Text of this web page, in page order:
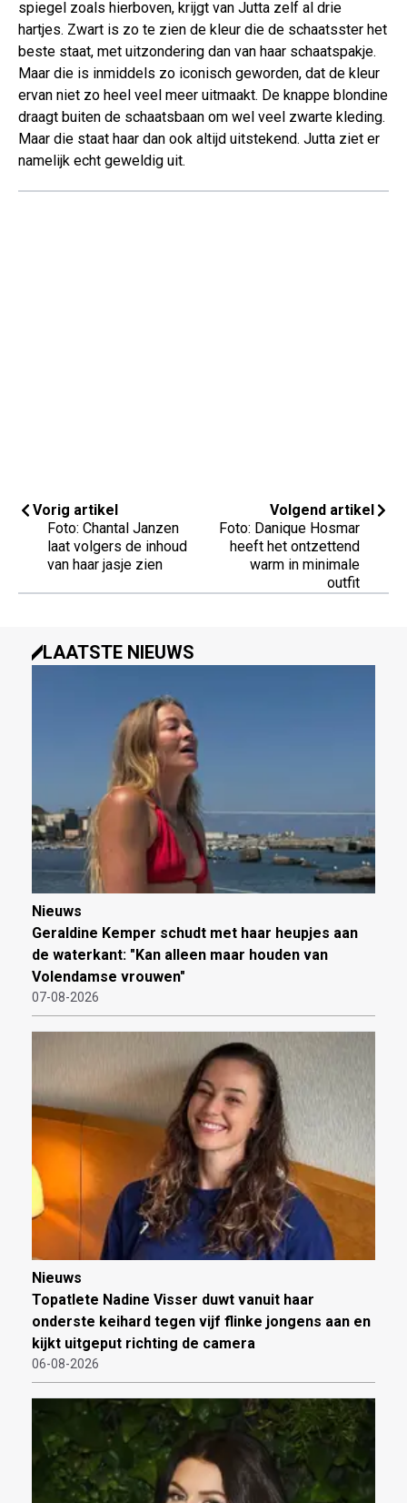
spiegel zoals hierboven, krijgt van Jutta zelf al drie
hartjes. Zwart is zo te zien de kleur die de schaatsster het
beste staat, met uitzondering dan van haar schaatspakje.
Maar die is inmiddels zo iconisch geworden, dat de kleur
ervan niet zo heel veel meer uitmaakt. De knappe blondine
draagt buiten de schaatsbaan om wel veel zwarte kleding.
Maar die staat haar dan ook altijd uitstekend. Jutta ziet er
namelijk echt geweldig uit.
Vorig artikel
Foto: Chantal Janzen
laat volgers de inhoud
van haar jasje zien
Volgend artikel
Foto: Danique Hosmar
heeft het ontzettend
warm in minimale
outfit
LAATSTE NIEUWS
Nieuws
Geraldine Kemper schudt met haar heupjes aan
de waterkant: "Kan alleen maar houden van
Volendamse vrouwen"
07-08-2026
Nieuws
Topatlete Nadine Visser duwt vanuit haar
onderste keihard tegen vijf flinke jongens aan en
kijkt uitgeput richting de camera
06-08-2026